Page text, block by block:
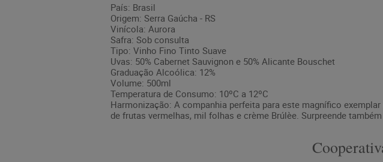
País: Brasil
Origem: Serra Gaúcha - RS
Vinícola: Aurora
Safra: Sob consulta
Tipo: Vinho Fino Tinto Suave
Uvas: 50% Cabernet Sauvignon e 50% Alicante Bouschet
Graduação Alcoólica: 12%
Volume: 500ml
Temperatura de Consumo: 10ºC a 12ºC
Harmonização: A companhia perfeita para este magnífico
de frutas vermelhas, mil folhas e crème Brúlèe. Surpreende